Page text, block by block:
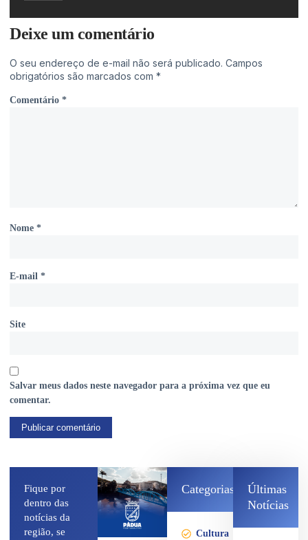
Deixe um comentário
O seu endereço de e-mail não será publicado. Campos
obrigatórios são marcados com *
Comentário *
Nome *
E-mail *
Site
Salvar meus dados neste navegador para a próxima vez que eu
comentar.
Fique por
dentro das
notícias da
região, se
Categorias
Cultura
Últimas
Notícias